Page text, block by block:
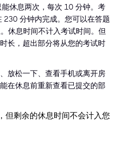
休息两次，每次 10 分钟。考
230 分钟内完成。您可以在答题
休息时间不计入考试时间。但
长，超出部分将从您的考试时
放松一下、查看手机或离开房
在休息前重新查看已提交的部
但剩余的休息时间不会计入您